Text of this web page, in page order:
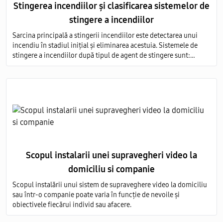
Stingerea incendiilor și clasificarea sistemelor de
stingere a incendiilor
Sarcina principală a stingerii incendiilor este detectarea unui
incendiu în stadiul inițial și eliminarea acestuia. Sistemele de
stingere a incendiilor după tipul de agent de stingere sunt:
aerosoli; apă; pulbere; gaz; spumă.
Scopul instalarii unei supravegheri video la
domiciliu si companie
Scopul instalării unui sistem de supraveghere video la domiciliu
sau într-o companie poate varia în funcție de nevoile și
obiectivele fiecărui individ sau afacere.